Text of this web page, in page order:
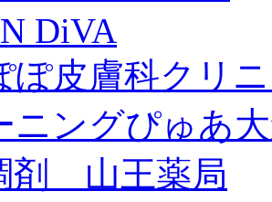
DiVA
ぽ皮膚科クリ
ニングぴゅあ
剤 山王薬局